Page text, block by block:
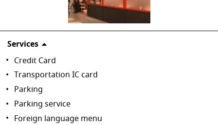
Services
Credit Card
Transportation IC card
Parking
Parking service
Foreign language menu